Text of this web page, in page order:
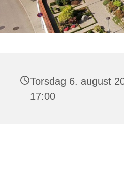
Torsdag 6. august
17:00